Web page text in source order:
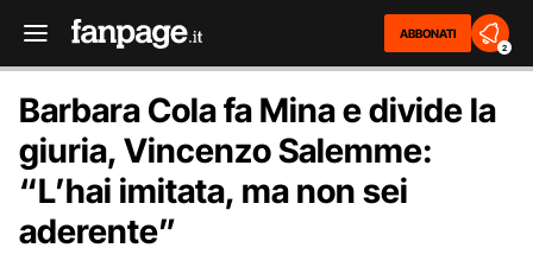
ABBONATI
2
Barbara Cola fa Mina e divide la
giuria, Vincenzo Salemme:
“L’hai imitata, ma non sei
aderente”